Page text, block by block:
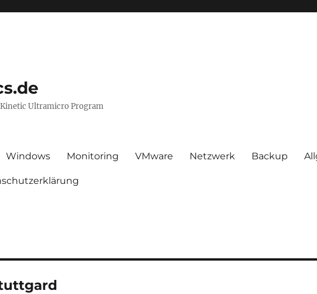
Ultramicro Program
Windows Monitoring VMware Netzwerk Backup